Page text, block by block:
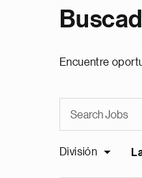
Encuentre
División